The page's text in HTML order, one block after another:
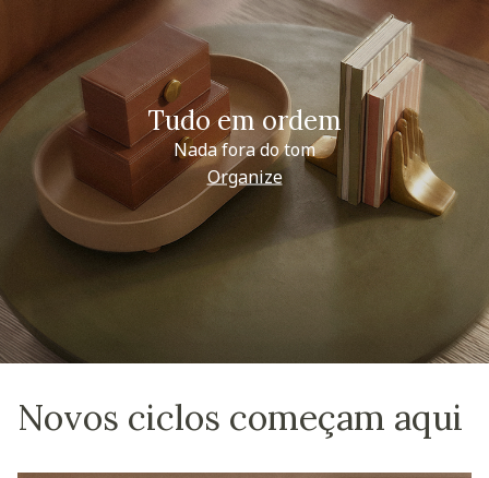
Tudo em ordem
Nada fora do tom
Organize
Novos ciclos começam aqui